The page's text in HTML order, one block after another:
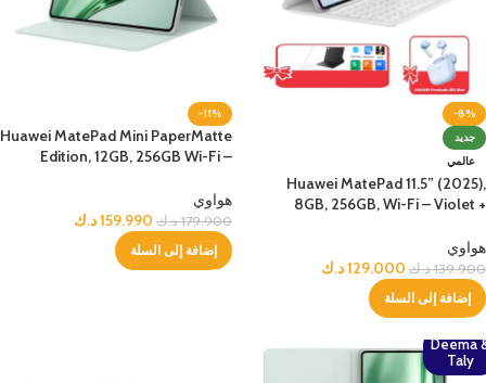
-8%
جديد
عالمي
Huawei MatePad 11.5” (2025),
8GB, 256GB, Wi-Fi – Violet +
هواوي
139.900 د.ك 129.000د.ك
إضافة إلى السلة
-11%
Huawei MatePad Mini PaperMatte
Edition, 12GB, 256GB Wi-Fi –
هواوي
179.900 د.ك 159.990د.ك
إضافة إلى السلة
Deema
Taly